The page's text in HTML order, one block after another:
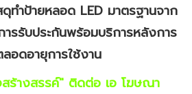
ดุทำป้ายหลอด LED มาตรฐานจาก
รรับประกันพร้อมบริการหลังการ
ลอดอายุการใช้งาน
สร้างสรรค์" ติดต่อ เอ โฆษณา